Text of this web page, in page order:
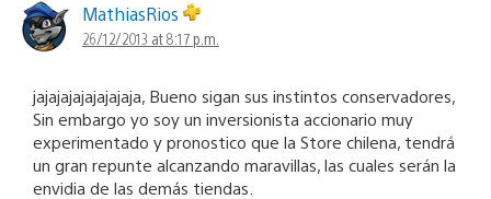
MathiasRios
26/12/2013 at 8:17 p.m.
jajajajajajajajaja, Bueno sigan sus instintos conservadores,
Sin embargo yo soy un inversionista accionario muy
experimentado y pronostico que la Store chilena, tendrá
un gran repunte alcanzando maravillas, las cuales serán la
envidia de las demás tiendas.